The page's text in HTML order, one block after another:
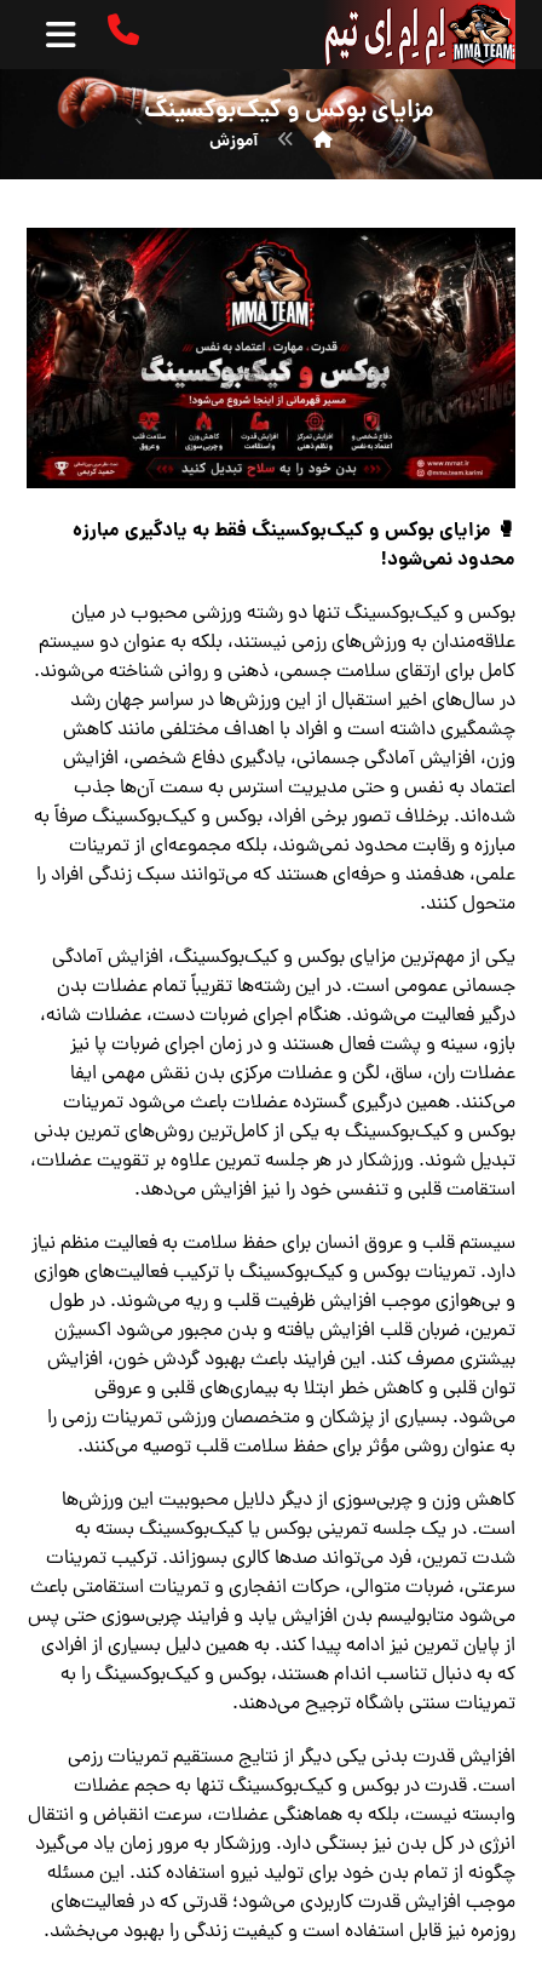
مزایای بوکس و کیک‌بوکسینگ
آموزش
🥊 مزایای بوکس و کیک‌بوکسینگ فقط به یادگیری مبارزه
محدود نمی‌شود!
بوکس و کیک‌بوکسینگ تنها دو رشته ورزشی محبوب در میان
علاقه‌مندان به ورزش‌های رزمی نیستند، بلکه به عنوان دو سیستم
کامل برای ارتقای سلامت جسمی، ذهنی و روانی شناخته می‌شوند.
در سال‌های اخیر استقبال از این ورزش‌ها در سراسر جهان رشد
چشمگیری داشته است و افراد با اهداف مختلفی مانند کاهش
وزن، افزایش آمادگی جسمانی، یادگیری دفاع شخصی، افزایش
اعتماد به نفس و حتی مدیریت استرس به سمت آن‌ها جذب
شده‌اند. برخلاف تصور برخی افراد، بوکس و کیک‌بوکسینگ صرفاً به
مبارزه و رقابت محدود نمی‌شوند، بلکه مجموعه‌ای از تمرینات
علمی، هدفمند و حرفه‌ای هستند که می‌توانند سبک زندگی افراد را
متحول کنند.
یکی از مهم‌ترین مزایای بوکس و کیک‌بوکسینگ، افزایش آمادگی
جسمانی عمومی است. در این رشته‌ها تقریباً تمام عضلات بدن
درگیر فعالیت می‌شوند. هنگام اجرای ضربات دست، عضلات شانه،
بازو، سینه و پشت فعال هستند و در زمان اجرای ضربات پا نیز
عضلات ران، ساق، لگن و عضلات مرکزی بدن نقش مهمی ایفا
می‌کنند. همین درگیری گسترده عضلات باعث می‌شود تمرینات
بوکس و کیک‌بوکسینگ به یکی از کامل‌ترین روش‌های تمرین بدنی
تبدیل شوند. ورزشکار در هر جلسه تمرین علاوه بر تقویت عضلات،
استقامت قلبی و تنفسی خود را نیز افزایش می‌دهد.
سیستم قلب و عروق انسان برای حفظ سلامت به فعالیت منظم نیاز
دارد. تمرینات بوکس و کیک‌بوکسینگ با ترکیب فعالیت‌های هوازی
و بی‌هوازی موجب افزایش ظرفیت قلب و ریه می‌شوند. در طول
تمرین، ضربان قلب افزایش یافته و بدن مجبور می‌شود اکسیژن
بیشتری مصرف کند. این فرایند باعث بهبود گردش خون، افزایش
توان قلبی و کاهش خطر ابتلا به بیماری‌های قلبی و عروقی
می‌شود. بسیاری از پزشکان و متخصصان ورزشی تمرینات رزمی را
به عنوان روشی مؤثر برای حفظ سلامت قلب توصیه می‌کنند.
کاهش وزن و چربی‌سوزی از دیگر دلایل محبوبیت این ورزش‌ها
است. در یک جلسه تمرینی بوکس یا کیک‌بوکسینگ بسته به
شدت تمرین، فرد می‌تواند صدها کالری بسوزاند. ترکیب تمرینات
سرعتی، ضربات متوالی، حرکات انفجاری و تمرینات استقامتی باعث
می‌شود متابولیسم بدن افزایش یابد و فرایند چربی‌سوزی حتی پس
از پایان تمرین نیز ادامه پیدا کند. به همین دلیل بسیاری از افرادی
که به دنبال تناسب اندام هستند، بوکس و کیک‌بوکسینگ را به
تمرینات سنتی باشگاه ترجیح می‌دهند.
افزایش قدرت بدنی یکی دیگر از نتایج مستقیم تمرینات رزمی
است. قدرت در بوکس و کیک‌بوکسینگ تنها به حجم عضلات
وابسته نیست، بلکه به هماهنگی عضلات، سرعت انقباض و انتقال
انرژی در کل بدن نیز بستگی دارد. ورزشکار به مرور زمان یاد می‌گیرد
چگونه از تمام بدن خود برای تولید نیرو استفاده کند. این مسئله
موجب افزایش قدرت کاربردی می‌شود؛ قدرتی که در فعالیت‌های
روزمره نیز قابل استفاده است و کیفیت زندگی را بهبود می‌بخشد.